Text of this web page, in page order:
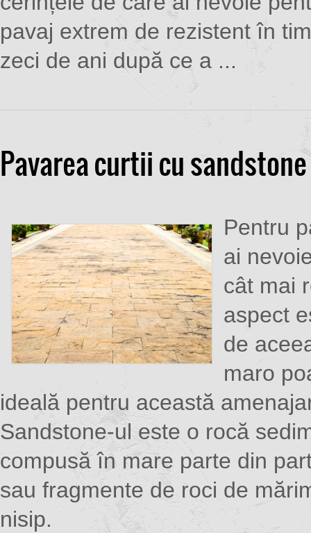
pavaj extrem de rezistent în
zeci de ani după ce a ...
Pavarea curtii cu
Pentru
ai
cât mai
aspect
de
maro
ideală pentru această
Sandstone-ul este o rocă
compusă în mare parte din
sau fragmente de roci de
nisip.